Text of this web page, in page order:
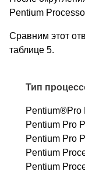
Pentium
Сравним этот
таблице 5.
Тип
Pentium®Pro
Pentium Pro
Pentium Pro
Pentium
Pentium